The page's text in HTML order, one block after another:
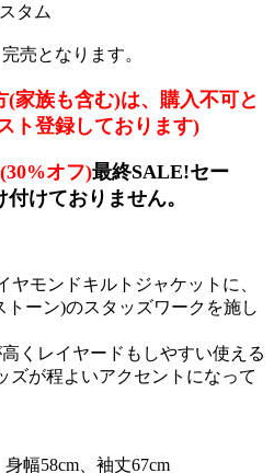
タム
売となります。
家族も含む)は、購入不可と
ト登録しております)
オフ)最終SALE!セー
けておりません。
ヤモンドキルトジャケットに、
ーン)のスタッズワークを施し
くレイヤードもしやすい使える
ズが程よいアクセントになって
幅58cm、袖丈67cm